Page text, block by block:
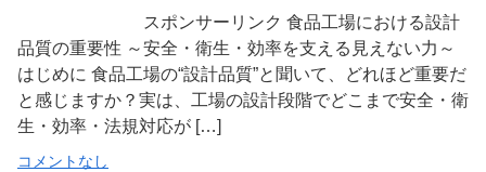
スポンサーリンク 食品工場における設計
品質の重要性 ～安全・衛生・効率を支える見えない力～
はじめに 食品工場の“設計品質”と聞いて、どれほど重要だ
と感じますか？実は、工場の設計段階でどこまで安全・衛
生・効率・法規対応が […]
コメントなし